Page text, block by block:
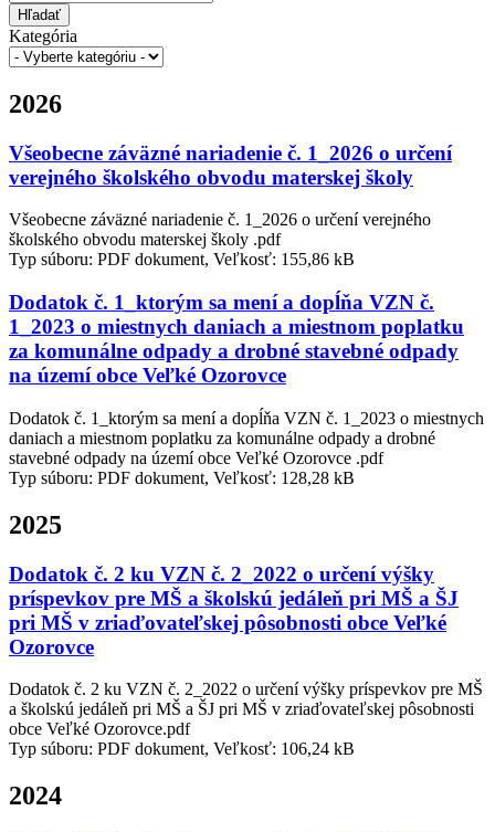
Hľadať
Kategória
2026
Všeobecne záväzné nariadenie č. 1_2026 o určení
verejného školského obvodu materskej školy
Všeobecne záväzné nariadenie č. 1_2026 o určení verejného
školského obvodu materskej školy .pdf
Typ súboru: PDF dokument, Veľkosť: 155,86 kB
Dodatok č. 1_ktorým sa mení a dopĺňa VZN č.
1_2023 o miestnych daniach a miestnom poplatku
za komunálne odpady a drobné stavebné odpady
na území obce Veľké Ozorovce
Dodatok č. 1_ktorým sa mení a dopĺňa VZN č. 1_2023 o miestnych
daniach a miestnom poplatku za komunálne odpady a drobné
stavebné odpady na území obce Veľké Ozorovce .pdf
Typ súboru: PDF dokument, Veľkosť: 128,28 kB
2025
Dodatok č. 2 ku VZN č. 2_2022 o určení výšky
príspevkov pre MŠ a školskú jedáleň pri MŠ a ŠJ
pri MŠ v zriaďovateľskej pôsobnosti obce Veľké
Ozorovce
Dodatok č. 2 ku VZN č. 2_2022 o určení výšky príspevkov pre MŠ
a školskú jedáleň pri MŠ a ŠJ pri MŠ v zriaďovateľskej pôsobnosti
obce Veľké Ozorovce.pdf
Typ súboru: PDF dokument, Veľkosť: 106,24 kB
2024